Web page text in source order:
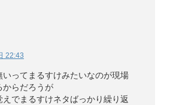
22:43
いってまるすけみたいなのが現場
からだろうが
えでまるすけネタばっかり繰り返